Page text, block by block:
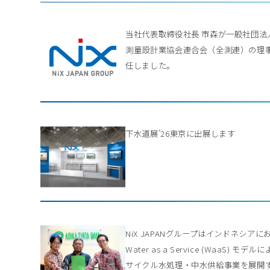
当社代表取締役社長 市森が一般社団法
測量設計業協会連合会（全測連）の理
任しました。
下水道展’26東京に出展します
NiX JAPANグループはインドネシアに
Water as a Service (WaaS) モデルに
サイクル水処理・中水供給事業を展開